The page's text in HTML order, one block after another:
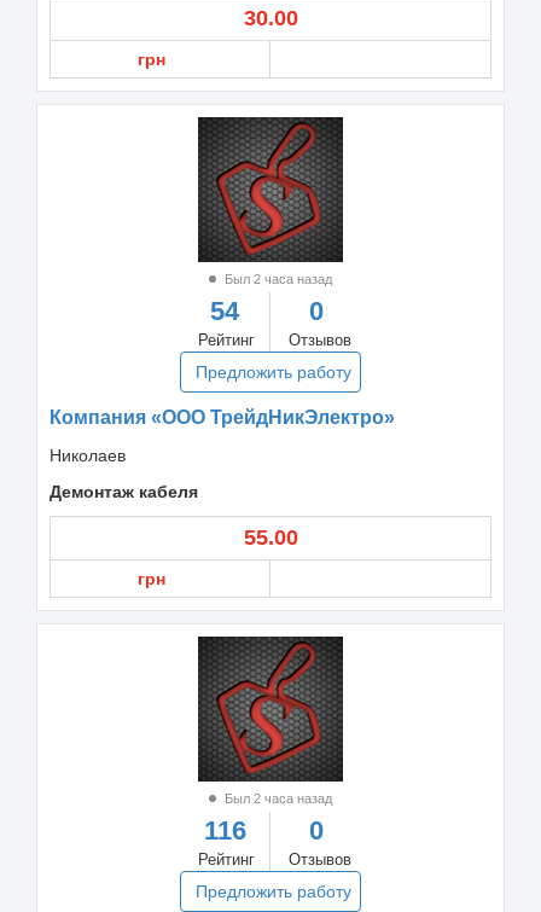
30.00
грн
Был 2 часа назад
54
Рейтинг
0
Отзывов
Предложить работу
Компания «ООО ТрейдНикЭлектро»
Николаев
Демонтаж кабеля
55.00
грн
Был 2 часа назад
116
Рейтинг
0
Отзывов
Предложить работу